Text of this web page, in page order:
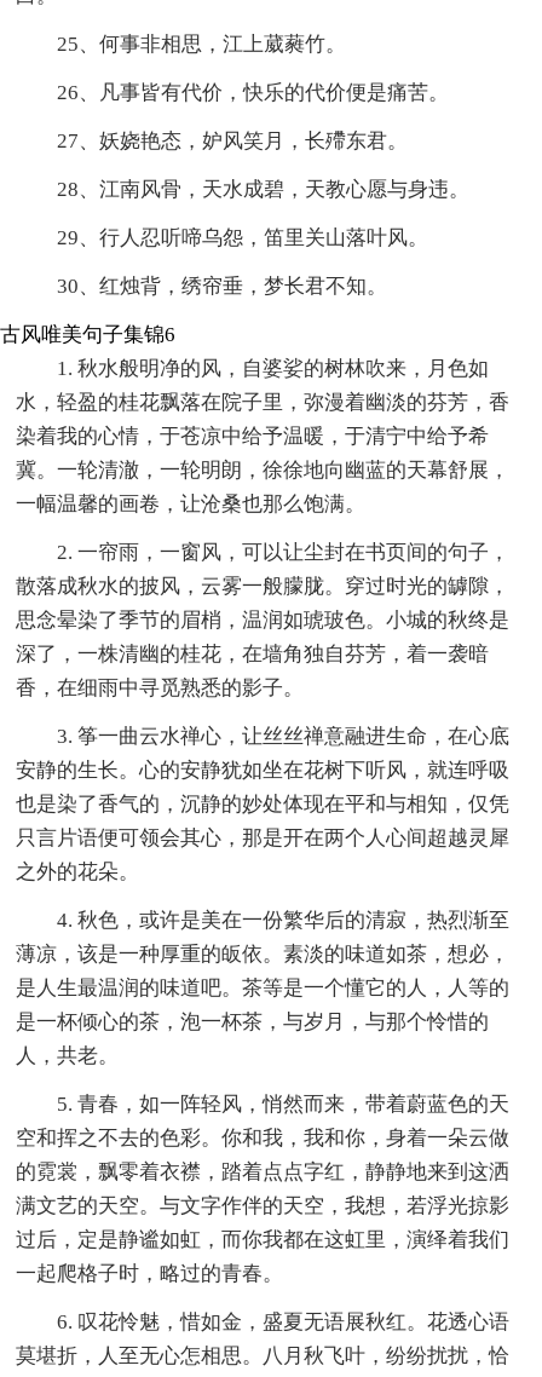
25、何事非相思，江上葳蕤竹。
26、凡事皆有代价，快乐的代价便是痛苦。
27、妖娆艳态，妒风笑月，长殢东君。
28、江南风骨，天水成碧，天教心愿与身违。
29、行人忍听啼乌怨，笛里关山落叶风。
30、红烛背，绣帘垂，梦长君不知。
古风唯美句子集锦6
1. 秋水般明净的风，自婆娑的树林吹来，月色如
水，轻盈的桂花飘落在院子里，弥漫着幽淡的芬芳，香
染着我的心情，于苍凉中给予温暖，于清宁中给予希
冀。一轮清澈，一轮明朗，徐徐地向幽蓝的天幕舒展，
一幅温馨的画卷，让沧桑也那么饱满。
2. 一帘雨，一窗风，可以让尘封在书页间的句子，
散落成秋水的披风，云雾一般朦胧。穿过时光的罅隙，
思念晕染了季节的眉梢，温润如琥玻色。小城的秋终是
深了，一株清幽的桂花，在墙角独自芬芳，着一袭暗
香，在细雨中寻觅熟悉的影子。
3. 筝一曲云水禅心，让丝丝禅意融进生命，在心底
安静的生长。心的安静犹如坐在花树下听风，就连呼吸
也是染了香气的，沉静的妙处体现在平和与相知，仅凭
只言片语便可领会其心，那是开在两个人心间超越灵犀
之外的花朵。
4. 秋色，或许是美在一份繁华后的清寂，热烈渐至
薄凉，该是一种厚重的皈依。素淡的味道如茶，想必，
是人生最温润的味道吧。茶等是一个懂它的人，人等的
是一杯倾心的茶，泡一杯茶，与岁月，与那个怜惜的
人，共老。
5. 青春，如一阵轻风，悄然而来，带着蔚蓝色的天
空和挥之不去的色彩。你和我，我和你，身着一朵云做
的霓裳，飘零着衣襟，踏着点点字红，静静地来到这洒
满文艺的天空。与文字作伴的天空，我想，若浮光掠影
过后，定是静谧如虹，而你我都在这虹里，演绎着我们
一起爬格子时，略过的青春。
6. 叹花怜魅，惜如金，盛夏无语展秋红。花透心语
莫堪折，人至无心怎相思。八月秋飞叶，纷纷扰扰，恰